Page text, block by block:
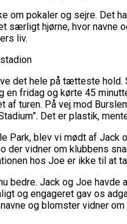
om pokaler og sejre. Det
særligt hjørne, hvor navne
liv.
det hele på tætteste hold.
en fridag og kørte 45
af turen. På vej mod
Det er plastik,
Park, blev vi mødt af
der vidner om klubbens
hos Joe er ikke til at
bedre. Jack og Joe
og engageret gav os
og blomster vidner